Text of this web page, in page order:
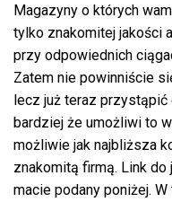
Magazyny o których
tylko znakomitej jakości
przy odpowiednich
Zatem nie powinniście
lecz już teraz przystąpić
bardziej że umożliwi to
możliwie jak najbliższa
znakomitą firmą. Link
macie podany poniżej.